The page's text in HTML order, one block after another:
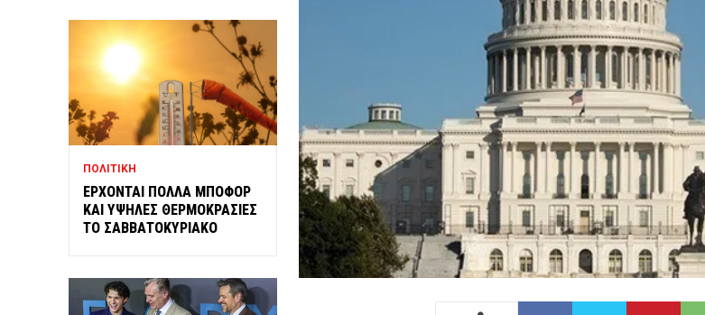
ΠΟΛΙΤΙΚΗ
ΕΡΧΟΝΤΑΙ ΠΟΛΛΑ ΜΠΟΦΟΡ
ΚΑΙ ΥΨΗΛΕΣ ΘΕΡΜΟΚΡΑΣΙΕΣ
ΤΟ ΣΑΒΒΑΤΟΚΥΡΙΑΚΟ